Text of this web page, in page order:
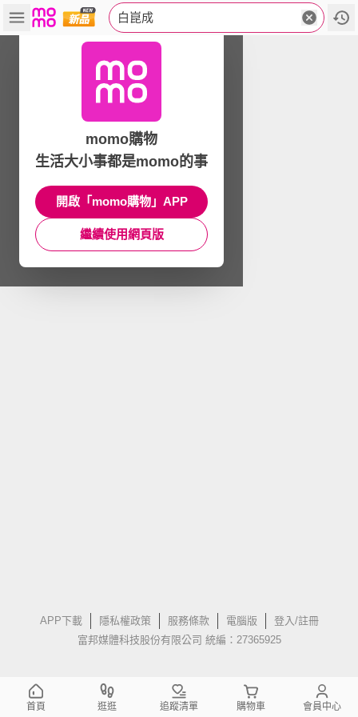
白崑成
APP下載 隱私權政策 服務條款 電腦版
登入/註冊
富邦媒體科技股份有限公司 統編：27365925
momo購物
生活大小事都是momo的事
開啟「momo購物」APP
繼續使用網頁版
首頁 逛逛 追蹤清單 購物車 會員中心